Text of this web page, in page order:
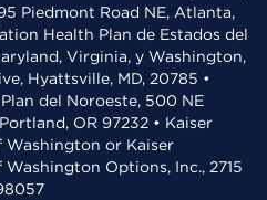
Piedmont Road NE, Atlanta,
Health Plan de Estados del
Virginia, y Washington,
Hyattsville, MD, 20785 •
del Noroeste, 500 NE
OR 97232 • Kaiser
Washington or Kaiser
Options, Inc., 2715